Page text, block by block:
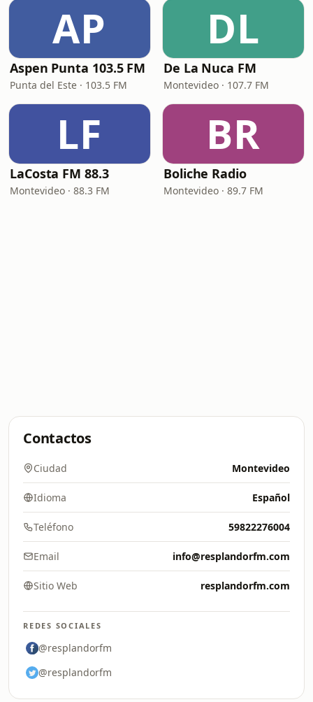
AP
Aspen Punta 103.5 FM
Punta del Este · 103.5 FM
DL
De La Nuca FM
Montevideo · 107.7 FM
LF
LaCosta FM 88.3
Montevideo · 88.3 FM
BR
Boliche Radio
Montevideo · 89.7 FM
Contactos
Ciudad Montevideo
Idioma Español
Teléfono 59822276004
Email info@resplandorfm.com
Sitio Web resplandorfm.com
REDES SOCIALES
@resplandorfm
@resplandorfm